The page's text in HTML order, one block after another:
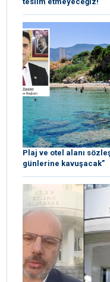
Plaj ve otel alanı
günlerine kavuşacak”